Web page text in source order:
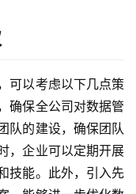
可以考虑以下几点策
确保全公司对数据管
队的建设，确保团队
，企业可以定期开展
技能。此外，引入先